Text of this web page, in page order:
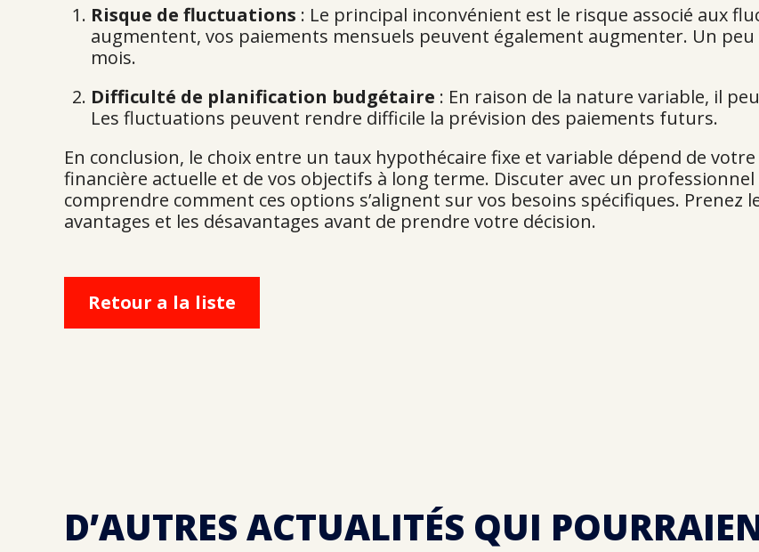
Risque de fluctuations : Le principal inconvénient est le risque associé aux
augmentent, vos paiements mensuels peuvent également augmenter. Un
mois.
Difficulté de planification budgétaire : En raison de la nature variable, il
Les fluctuations peuvent rendre difficile la prévision des paiements futurs.
En conclusion, le choix entre un taux hypothécaire fixe et variable dépend de
financière actuelle et de vos objectifs à long terme. Discuter avec un
comprendre comment ces options s’alignent sur vos besoins spécifiques. Prenez
avantages et les désavantages avant de prendre votre décision.
Retour a la liste
D’AUTRES ACTUALITÉS QUI